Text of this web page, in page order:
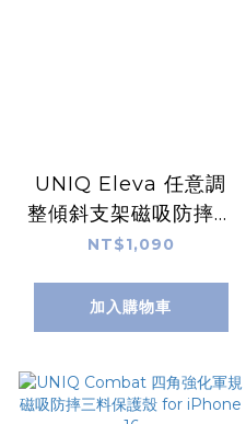
UNIQ Eleva 任意調
整傾斜支架磁吸防摔保
護殼 for iPhone 16
NT$1,090
加入購物車